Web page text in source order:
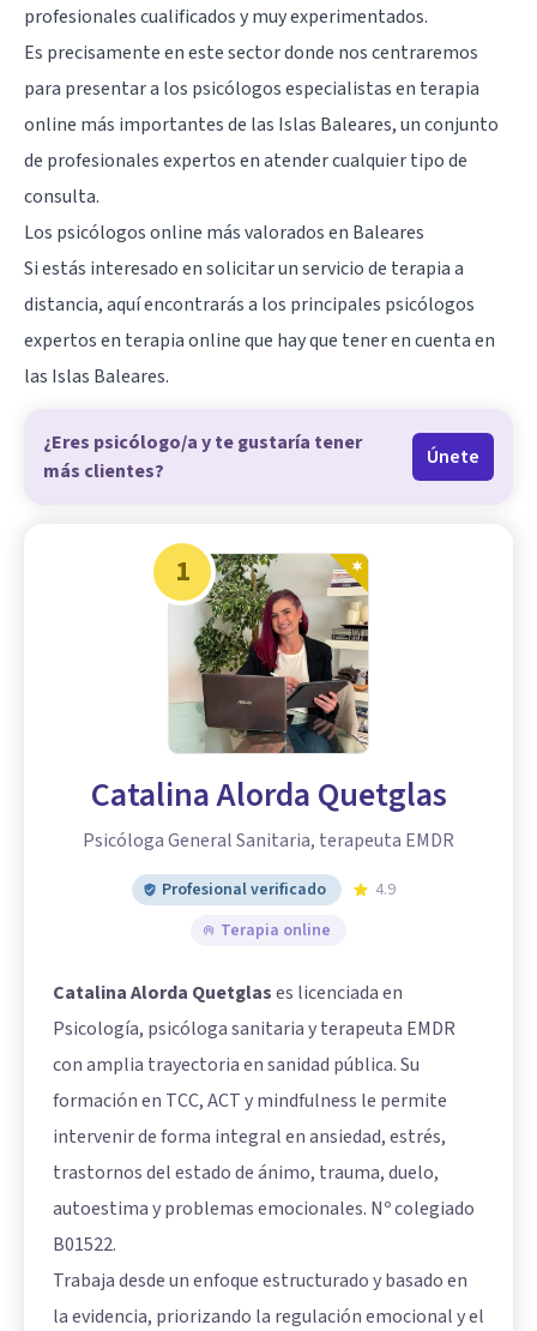
profesionales cualificados y muy experimentados.
Es precisamente en este sector donde nos centraremos
para presentar a los psicólogos especialistas en terapia
online más importantes de las Islas Baleares, un conjunto
de profesionales expertos en atender cualquier tipo de
consulta.
Los psicólogos online más valorados en Baleares
Si estás interesado en solicitar un servicio de terapia a
distancia, aquí encontrarás a los principales psicólogos
expertos en terapia onlineque hay que tener en cuenta en
las Islas Baleares.
¿Eres psicólogo/a y te gustaría tener
más clientes?
Únete
1
Catalina Alorda Quetglas
Psicóloga General Sanitaria, terapeuta EMDR
Profesional verificado
4.9
Terapia online
Catalina Alorda Quetglases licenciada en
Psicología, psicóloga sanitaria y terapeuta EMDR
con amplia trayectoria en sanidad pública. Su
formación en TCC, ACT y mindfulness le permite
intervenir de forma integral en ansiedad, estrés,
trastornos del estado de ánimo, trauma, duelo,
autoestima y problemas emocionales. Nº colegiado
B01522.
Trabaja desde un enfoque estructurado y basado en
la evidencia, priorizando la regulación emocional y el